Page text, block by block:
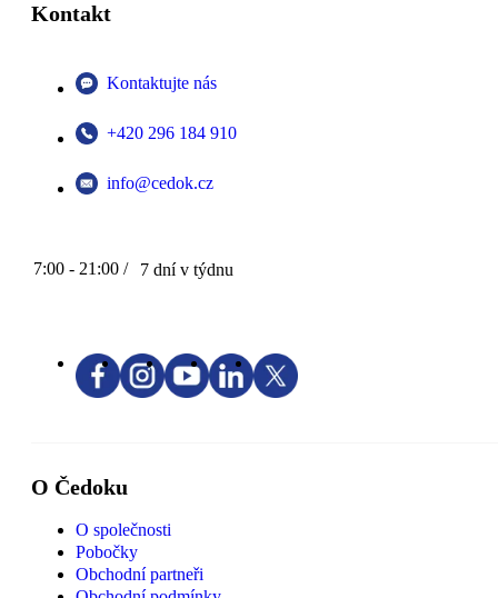
Kontakt
Kontaktujte nás
+420 296 184 910
info@cedok.cz
7:00 - 21:00 / 7 dní v týdnu
O Čedoku
O společnosti
Pobočky
Obchodní partneři